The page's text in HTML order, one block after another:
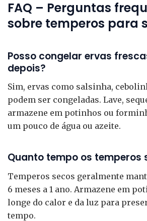
FAQ – Perguntas
sobre temperos para
Posso congelar ervas
depois?
Sim, ervas como salsinha,
podem ser congeladas. Lave,
armazene em potinhos ou
um pouco de água ou azeite.
Quanto tempo os temperos
Temperos secos geralmente
6 meses a 1 ano. Armazene em
longe do calor e da luz para
tempo.